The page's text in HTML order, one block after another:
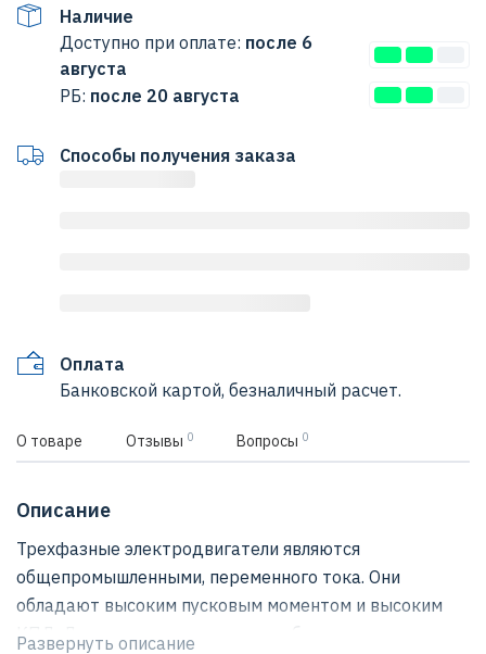
Наличие
Доступно при оплате: после 6
августа
РБ: после 20 августа
Способы получения заказа
Оплата
Банковской картой, безналичный расчет.
О товаре Отзывы 0 Вопросы 0
Описание
Трехфазные электродвигатели являются
общепромышленными, переменного тока. Они
обладают высоким пусковым моментом и высоким
КПД. Данные электродвигатели более долговечны и
Развернуть описание